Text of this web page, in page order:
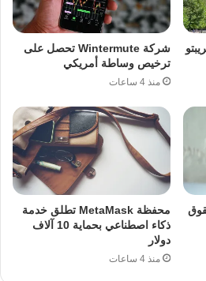
شركة Wintermute تحصل على
ترخيص وساطة أمريكي
منذ 4 ساعات
محفظة MetaMask تطلق خدمة
ذكاء اصطناعي بحماية 10 آلاف
دولار
منذ 4 ساعات